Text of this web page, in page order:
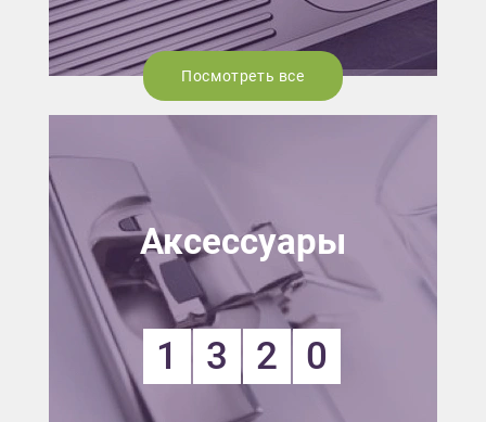
Посмотреть все
Аксессуары
1 3 2 0